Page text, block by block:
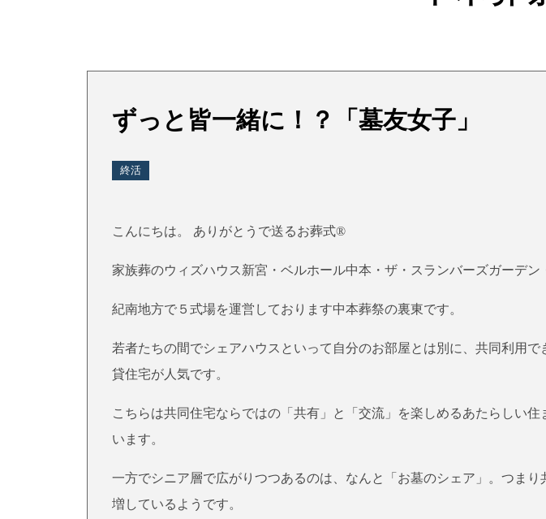
ずっと皆一緒に！？「墓友女子」
終活
こんにちは。 ありがとうで送るお葬式®
家族葬のウィズハウス新宮・ベルホール中本・ザ・スランバーズガーデン
紀南地方で５式場を運営しております中本葬祭の裏東です。
若者たちの間でシェアハウスといって自分のお部屋とは別に、共同利用
貸住宅が人気です。
こちらは共同住宅ならではの「共有」と「交流」を楽しめるあたらしい住
います。
一方でシニア層で広がりつつあるのは、なんと「お墓のシェア」。つまり
増しているようです。